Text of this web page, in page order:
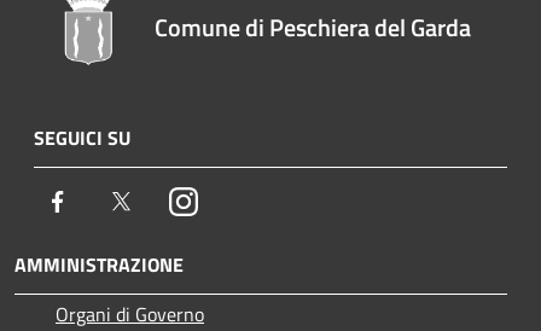
Comune di Peschiera del Garda
SEGUICI SU
Facebook TwitterInstagram
AMMINISTRAZIONE
Organi di Governo